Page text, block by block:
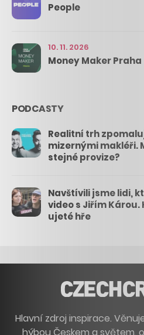
People
10. 11. 2026
Money Maker Praha
PODCASTY
Realitní trh
mizernými makléři.
stejné provize?
Navštívili jsme lidi,
video s Jiřím Károu.
ujeté hře
Hlavní zdroj inspirace.